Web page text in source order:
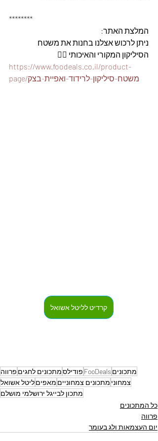
********
המלצת האתר:
ניתן לרכוש אצלנו בחנות את משטח
הסיליקון המקורי והאיכותי 👇🏽
https://www.foodeals.co.il/product-
page/משטח-סיליקון-לרידוד-ואפיית-בצק
קרדיט לליטל אשואל
מתכונים FooDeals פודילסמתכונים לחגים פרווה
צמחוני מתכונים צמחוניים מאפיםליטל אשואל
מתכון לבייגל ירושלמי מושלם
כל המתכונים
פרווה
יום העצמאות ולג בעומר